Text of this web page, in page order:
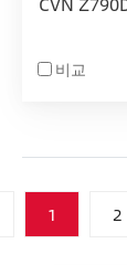
비교
1 2